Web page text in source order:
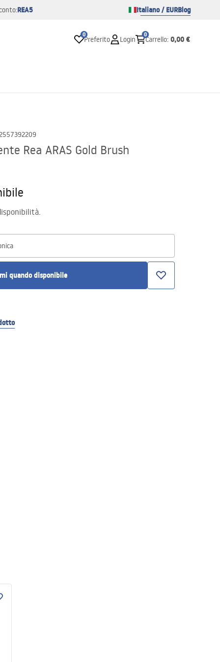
REA5 Italiano / EURBlog
0
Preferito Login
0
Carrello: 0,00 €
Rea ARAS Gold Brush
quando disponibile